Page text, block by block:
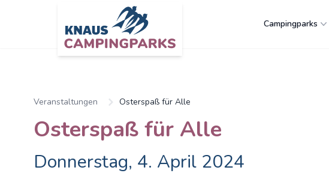
Campingparks
Veranstaltungen Osterspaß für Alle
Osterspaß für Alle
Donnerstag, 4. April 2024